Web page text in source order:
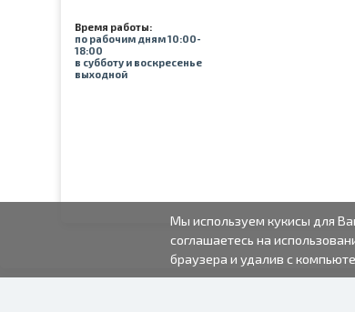
Время работы:
по рабочим дням 10:00-
18:00
в субботу и воскресенье
выходной
Мы используем кукисы для
соглашаетесь на
браузера и удалив с